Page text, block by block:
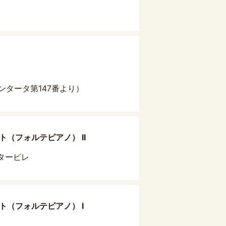
ータ第147番より）
（フォルテピアノ） II
ービレ
（フォルテピアノ） I